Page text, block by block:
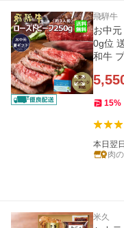
飛騨牛
お中
0g位
和牛
15%
本日翌
肉
米久